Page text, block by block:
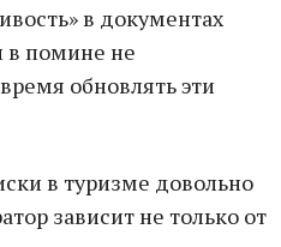
в документах
в помине не
обновлять эти
в туризме довольно
зависит не только от